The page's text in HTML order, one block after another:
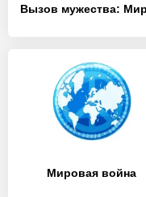
Мировая война